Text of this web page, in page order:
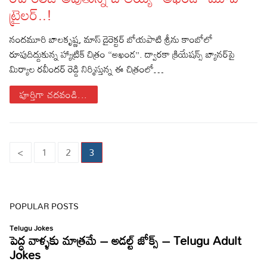
ట్రైలర్..!
నందమూరి బాలకృష్ణ, మాస్ డైరెక్టర్‌ బోయపాటి శ్రీను కాంబోలో
రూపుదిద్దుకున్న హ్యాట్రిక్‌ చిత్రం “అఖండ”. ద్వారకా క్రియేషన్స్‌ బ్యానర్‌పై
మిర్యాల రవీందర్‌ రెడ్డి నిర్మిస్తున్న ఈ చిత్రంలో…
పూర్తిగా చదవండి...
Posts
pagination
< 1 2 3
POPULAR POSTS